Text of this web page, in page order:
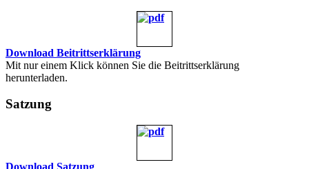
Download Beitrittserklärung
Mit nur einem Klick können Sie die Beitrittserklärung
herunterladen.
Satzung
Download Satzung